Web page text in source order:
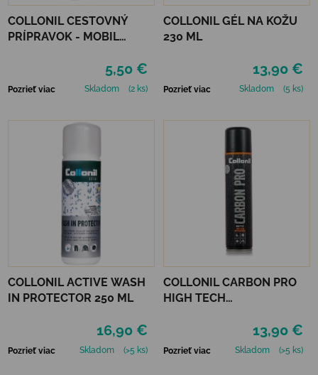
COLLONIL CESTOVNÝ
PRÍPRAVOK - MOBIL
5,50 €
Pozrieť viac Skladom (2 ks)
COLLONIL GÉL NA KOŽU
230 ML
13,90 €
Pozrieť viac Skladom (5 ks)
COLLONIL ACTIVE WASH
IN PROTECTOR 250 ML
16,90 €
Pozrieť viac Skladom (>5 ks)
COLLONIL CARBON PRO
HIGH TECH
13,90 €
Pozrieť viac Skladom (>5 ks)